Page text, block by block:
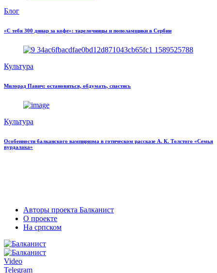
Блог
«С тебя 300 динар за кофе»: тарелочницы и пополамщики в Сербии
Культура
Милорад Павич: остановиться, обдумать, спастись
Культура
Особенности балканского вампиризма в готическом рассказе А. К. Толстого «Семья
вурдалака»
Авторы проекта Балканист
О проекте
На српском
Video
Telegram